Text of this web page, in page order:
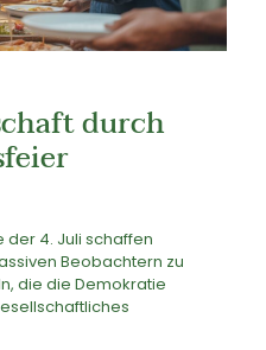
durch
4. Juli schaffen
Beobachtern zu
die die Demokratie